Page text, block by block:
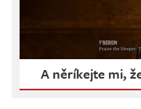
A něríkejte mi,